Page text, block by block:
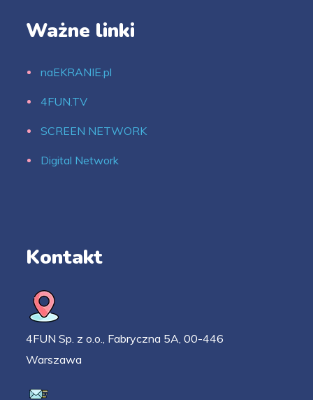
Ważne linki
naEKRANIE.pl
4FUN.TV
SCREEN NETWORK
Digital Network
Kontakt
4FUN Sp. z o.o., Fabryczna 5A, 00-446
Warszawa